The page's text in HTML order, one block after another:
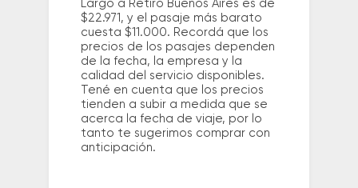
Largo a Retiro Buenos Aires es de
$22.971, y el pasaje más barato
cuesta $11.000. Recordá que los
precios de los pasajes dependen
de la fecha, la empresa y la
calidad del servicio disponibles.
Tené en cuenta que los precios
tienden a subir a medida que se
acerca la fecha de viaje, por lo
tanto te sugerimos comprar con
anticipación.